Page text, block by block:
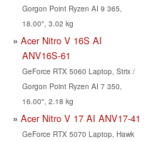
Gorgon Point Ryzen AI 9 365,
18.00", 3.02 kg
Acer Nitro V 16S AI
ANV16S-61
GeForce RTX 5060 Laptop, Strix /
Gorgon Point Ryzen AI 7 350,
16.00", 2.18 kg
Acer Nitro V 17 AI ANV17-41
GeForce RTX 5070 Laptop, Hawk